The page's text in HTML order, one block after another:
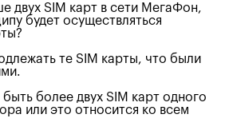
двух SIM карт в сети МегаФон,
будет осуществляться
те SIM карты, что были
более двух SIM карт одного
или это относится ко всем